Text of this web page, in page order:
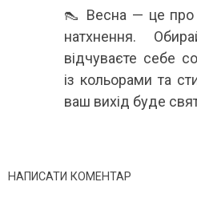
👠 Весна — це про
натхнення.
відчуваєте себе
із кольорами та
ваш вихід буде
НАПИСАТИ КОМЕНТАР